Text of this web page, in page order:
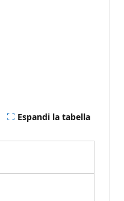
Espandi la tabella